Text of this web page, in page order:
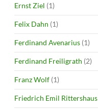
Ernst Ziel (1)
Felix Dahn (1)
Ferdinand Avenarius (1)
Ferdinand Freiligrath (2)
Franz Wolf (1)
Friedrich Emil Rittershaus